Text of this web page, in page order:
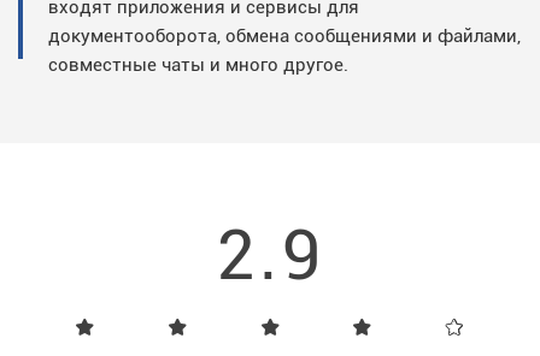
входят приложения и сервисы для
документооборота, обмена сообщениями и файлами,
совместные чаты и много другое.
2.9